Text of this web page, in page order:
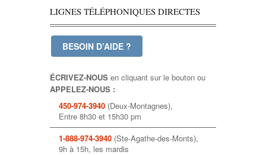
LIGNES TÉLÉPHONIQUES DIRECTES
BESOIN D’AIDE ?
ÉCRIVEZ-NOUS en cliquant sur le bouton ou
APPELEZ-NOUS :
450-974-3940 (Deux-Montagnes),
Entre 8h30 et 15h30 pm
1-888-974-3940 (Ste-Agathe-des-Monts),
9h à 15h, les mardis